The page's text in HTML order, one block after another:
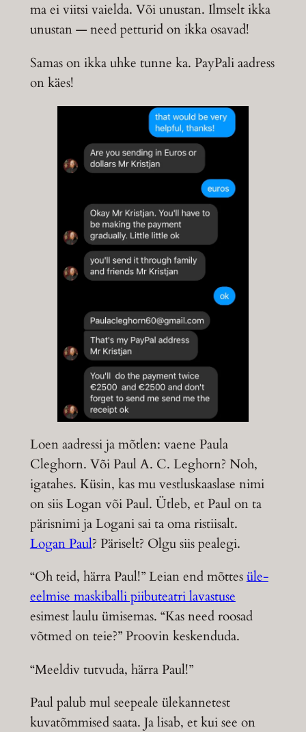
ma ei viitsi vaielda. Või unustan. Ilmselt ikka
unustan — need petturid on ikka osavad!
Samas on ikka uhke tunne ka. PayPali aadress
on käes!
Loen aadressi ja mõtlen: vaene Paula
Cleghorn. Või Paul A. C. Leghorn? Noh,
igatahes. Küsin, kas mu vestluskaaslase nimi
on siis Logan või Paul. Ütleb, et Paul on ta
pärisnimi ja Logani sai ta oma ristiisalt.
Logan Paul? Päriselt? Olgu siis pealegi.
“Oh teid, härra Paul!” Leian end mõttesüle-
eelmise maskiballi piibuteatri lavastuse
esimest laulu ümisemas. “Kas need roosad
võtmed on teie?” Proovin keskenduda.
“Meeldiv tutvuda, härra Paul!”
Paul palub mul seepeale ülekannetest
kuvatõmmised saata. Ja lisab, et kui see on